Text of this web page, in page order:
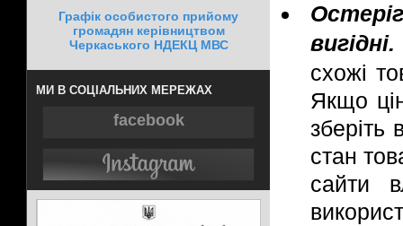
Графік особистого прийому
громадян керівництвом
Черкаського НДЕКЦ МВС
МИ В СОЦІАЛЬНИХ МЕРЕЖАХ
facebook
вигідні.
схожі
Якщо
зберіть
стан
сайти